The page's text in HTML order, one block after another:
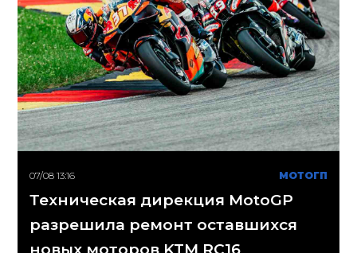
07/08 13:16 МОТОГП
Техническая дирекция MotoGP
разрешила ремонт оставшихся